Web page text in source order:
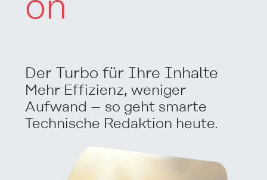
Der Turbo für Ihre Inhalte
Mehr Effizienz, weniger
Aufwand – so geht smarte
Technische Redaktion heute.